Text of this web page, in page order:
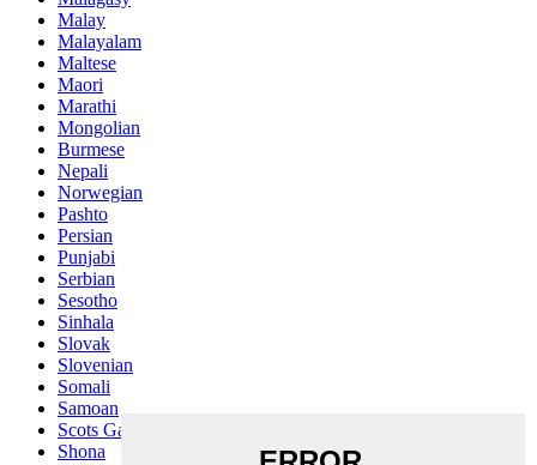
Malay
Malayalam
Maltese
Maori
Marathi
Mongolian
Burmese
Nepali
Norwegian
Pashto
Persian
Punjabi
Serbian
Sesotho
Sinhala
Slovak
Slovenian
Somali
Samoan
Scots Gaelic
Shona